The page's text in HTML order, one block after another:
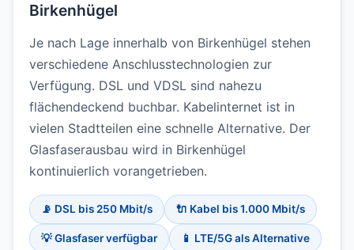
Birkenhügel
Je nach Lage innerhalb von Birkenhügel stehen
verschiedene Anschlusstechnologien zur
Verfügung. DSL und VDSL sind nahezu
flächendeckend buchbar. Kabelinternet ist in
vielen Stadtteilen eine schnelle Alternative. Der
Glasfaserausbau wird in Birkenhügel
kontinuierlich vorangetrieben.
📡 DSL bis 250 Mbit/s 🔌 Kabel bis 1.000 Mbit/s
💡 Glasfaser verfügbar 📱 LTE/5G als Alternative